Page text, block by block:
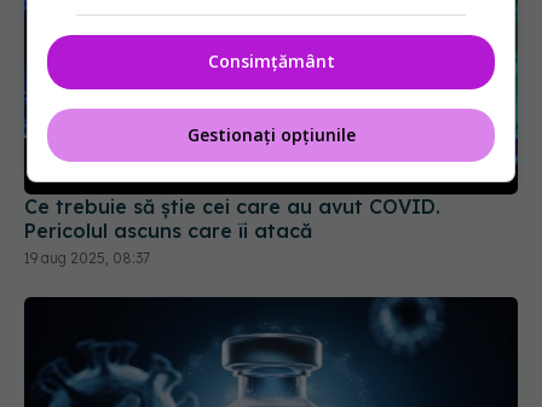
Ce trebuie să știe cei care au avut COVID.
Pericolul ascuns care îi atacă
19 aug 2025, 08:37
Consimțământ
Gestionați opțiunile